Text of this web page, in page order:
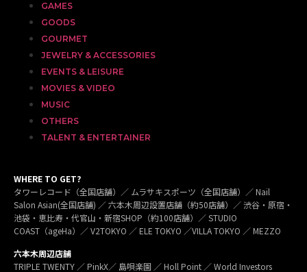
GAMES
GOODS
GOURMET
JEWELRY & ACCESSORIES
EVENTS & LEISURE
MOVIES & VIDEO
MUSIC
OTHERS
TALENT & ENTERTAINER
WHERE TO GET?
タワーレコード（全国店舗）／ ムラサキスポーツ（全国店舗）／ Nail
Salon Asian(全国店舗) ／ 六本木周辺設置店舗（約50店舗）／ 渋谷・原宿・
池袋・恵比寿・代官山・新宿SHOP（約100店舗）／ STUDIO
COAST（ageHa）／ V2TOKYO ／ ELE TOKYO ／VILLA TOKYO ／ MEZZO
六本木周辺店舗
TRIPLE TWENTY ／ PinkX／ 島唄楽園 ／ Holl Point ／ World Investors